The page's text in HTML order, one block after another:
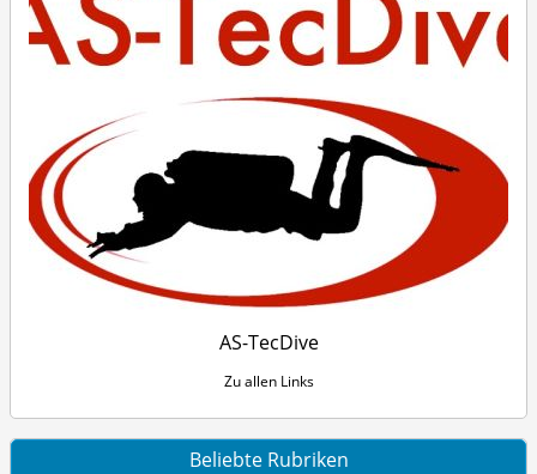
AS-TecDive
Zu allen Links
Beliebte Rubriken